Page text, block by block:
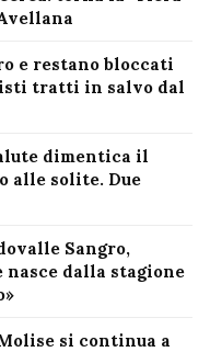
e restano bloccati
tratti in salvo dal
dimentica il
alle solite. Due
Sangro,
nasce dalla stagione
si continua a